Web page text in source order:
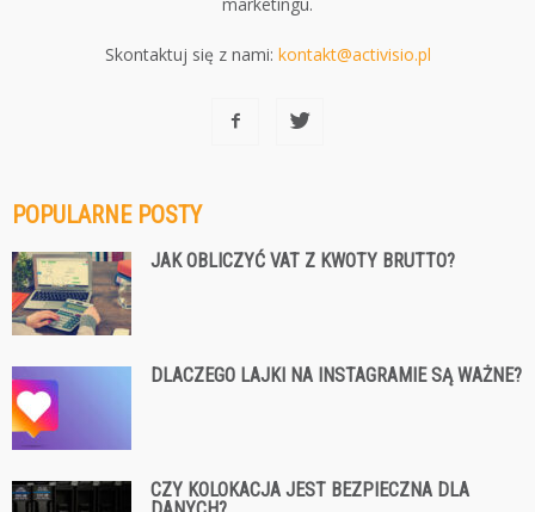
marketingu.
Skontaktuj się z nami: kontakt@activisio.pl
POPULARNE POSTY
JAK OBLICZYĆ VAT Z KWOTY BRUTTO?
DLACZEGO LAJKI NA INSTAGRAMIE SĄ WAŻNE?
CZY KOLOKACJA JEST BEZPIECZNA DLA